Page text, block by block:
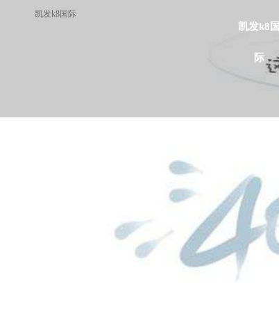
凯发k8国际
凯发k8国
际